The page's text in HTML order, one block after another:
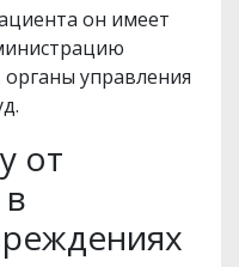
он имеет
управления
от